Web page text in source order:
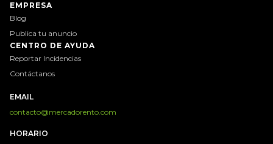
EMPRESA
Blog
Publica tu anuncio
CENTRO DE AYUDA
Reportar Incidencias
Contáctanos
EMAIL
contacto@mercadorento.com
HORARIO